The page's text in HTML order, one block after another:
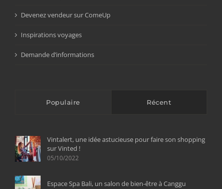
Devenez vendeur sur ComeUp
Inspirations voyages
Demande d’informations
Populaire Récent
Vintalert, une idée astucieuse pour faire son shopping
sur Vinted !
05/10/2022
Espace Spa Bali, un salon de bien-être à Canggu